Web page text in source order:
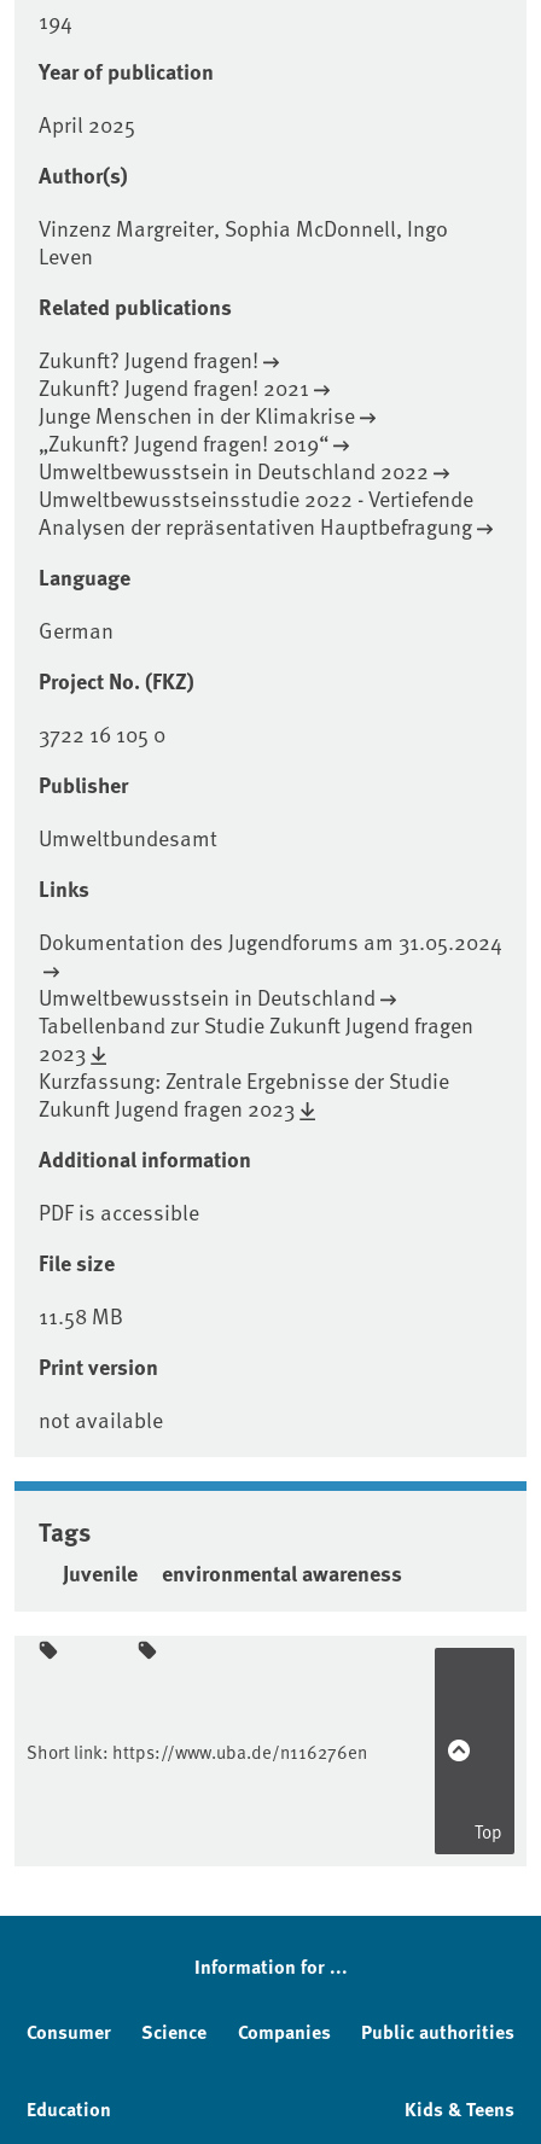
194
Year of publication
April 2025
Author(s)
Vinzenz Margreiter, Sophia McDonnell, Ingo
Leven
Related publications
Zukunft? Jugend fragen!
Zukunft? Jugend fragen! 2021
Junge Menschen in der Klimakrise
„Zukunft? Jugend fragen! 2019“
Umweltbewusstsein in Deutschland 2022
Umweltbewusstseinsstudie 2022 - Vertiefende
Analysen der repräsentativen Hauptbefragung
Language
German
Project No. (FKZ)
3722 16 105 0
Publisher
Umweltbundesamt
Links
Dokumentation des Jugendforums am 31.05.2024
Umweltbewusstsein in Deutschland
Tabellenband zur Studie Zukunft Jugend fragen
2023
Kurzfassung: Zentrale Ergebnisse der Studie
Zukunft Jugend fragen 2023
Additional information
PDF is accessible
File size
11.58 MB
Print version
not available
Tags
Juvenile environmental awareness
Sidebar
Short link: https://www.uba.de/n116276en
Top
Information for ...
Consumer Science Companies Public authorities
Education Kids & Teens